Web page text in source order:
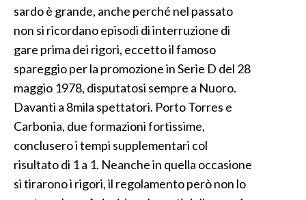
sardo è grande, anche perché nel passato
non si ricordano episodi di interruzione di
gare prima dei rigori, eccetto il famoso
spareggio per la promozione in Serie D del 28
maggio 1978, disputatosi sempre a Nuoro.
Davanti a 8mila spettatori. Porto Torres e
Carbonia, due formazioni fortissime,
conclusero i tempi supplementari col
risultato di 1 a 1. Neanche in quella occasione
si tirarono i rigori, il regolamento però non lo